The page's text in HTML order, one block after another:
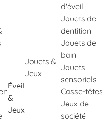
Éveil
&
Jeux
Jouets &
Jeux
d'éveil
Jouets de
dentition
Jouets de
bain
Jouets
sensoriels
Casse-têtes
Jeux de
société